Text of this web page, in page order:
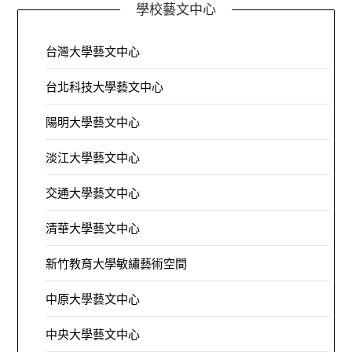
學校藝文中心
台灣大學藝文中心
台北科技大學藝文中心
陽明大學藝文中心
淡江大學藝文中心
交通大學藝文中心
清華大學藝文中心
新竹教育大學敏繡藝術空間
中原大學藝文中心
中央大學藝文中心